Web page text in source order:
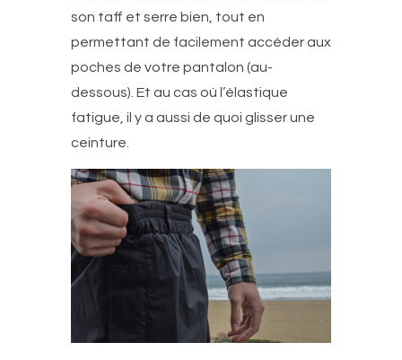
son taff et serre bien, tout en
permettant de facilement accéder aux
poches de votre pantalon (au-
dessous). Et au cas où l’élastique
fatigue, il y a aussi de quoi glisser une
ceinture.